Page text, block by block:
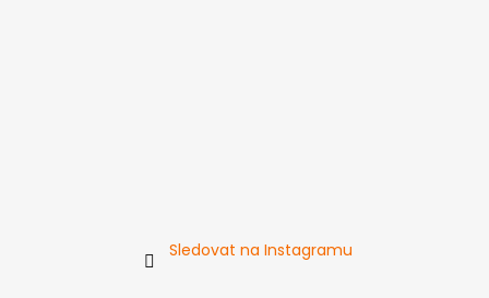
Sledovat na Instagramu